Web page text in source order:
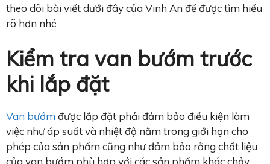
theo dõi bài viết dưới đây của Vinh An để được tìm hiểu
rõ hơn nhé
Kiểm tra van bướm trước
khi lắp đặt
Van bướm được lắp đặt phải đảm bảo điều kiện làm
việc như áp suất và nhiệt độ nằm trong giới hạn cho
phép của sản phẩm cũng như đảm bảo rằng chất liệu
của van bướm phù hợp với các sản phẩm khác chảy